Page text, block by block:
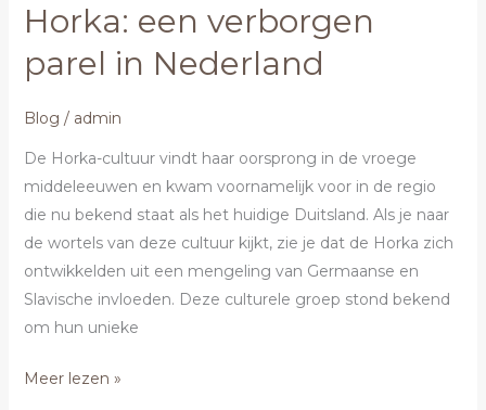
Horka: een verborgen
parel in Nederland
Blog / admin
De Horka-cultuur vindt haar oorsprong in de vroege
middeleeuwen en kwam voornamelijk voor in de regio
die nu bekend staat als het huidige Duitsland. Als je naar
de wortels van deze cultuur kijkt, zie je dat de Horka zich
ontwikkelden uit een mengeling van Germaanse en
Slavische invloeden. Deze culturele groep stond bekend
om hun unieke
Meer lezen »